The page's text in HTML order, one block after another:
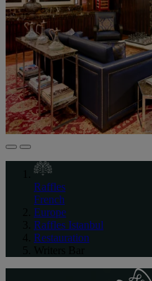
Raffles
French
Europe
Raffles Istanbul
Restauration